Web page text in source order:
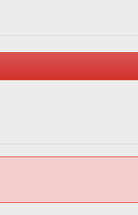
precum și a
și tramvaie au
prevăzute la art. 2